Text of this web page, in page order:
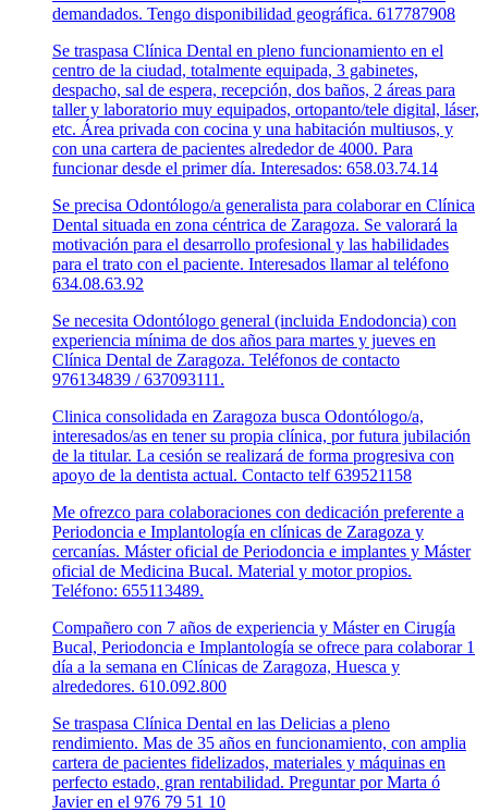
demandados. Tengo disponibilidad geográfica. 617787908
Se traspasa Clínica Dental en pleno funcionamiento en el
centro de la ciudad, totalmente equipada, 3 gabinetes,
despacho, sal de espera, recepción, dos baños, 2 áreas para
taller y laboratorio muy equipados, ortopanto/tele digital, láser,
etc. Área privada con cocina y una habitación multiusos, y
con una cartera de pacientes alrededor de 4000. Para
funcionar desde el primer día. Interesados: 658.03.74.14
Se precisa Odontólogo/a generalista para colaborar en Clínica
Dental situada en zona céntrica de Zaragoza. Se valorará la
motivación para el desarrollo profesional y las habilidades
para el trato con el paciente. Interesados llamar al teléfono
634.08.63.92
Se necesita Odontólogo general (incluida Endodoncia) con
experiencia mínima de dos años para martes y jueves en
Clínica Dental de Zaragoza. Teléfonos de contacto
976134839 / 637093111.
Clinica consolidada en Zaragoza busca Odontólogo/a,
interesados/as en tener su propia clínica, por futura jubilación
de la titular. La cesión se realizará de forma progresiva con
apoyo de la dentista actual. Contacto telf 639521158
Me ofrezco para colaboraciones con dedicación preferente a
Periodoncia e Implantología en clínicas de Zaragoza y
cercanías. Máster oficial de Periodoncia e implantes y Máster
oficial de Medicina Bucal. Material y motor propios.
Teléfono: 655113489.
Compañero con 7 años de experiencia y Máster en Cirugía
Bucal, Periodoncia e Implantología se ofrece para colaborar 1
día a la semana en Clínicas de Zaragoza, Huesca y
alrededores. 610.092.800
Se traspasa Clínica Dental en las Delicias a pleno
rendimiento. Mas de 35 años en funcionamiento, con amplia
cartera de pacientes fidelizados, materiales y máquinas en
perfecto estado, gran rentabilidad. Preguntar por Marta ó
Javier en el 976 79 51 10